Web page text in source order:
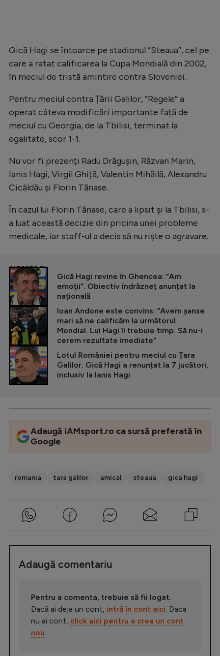
Gică Hagi se întoarce pe stadionul ”Steaua”, cel pe
care a ratat calificarea la Cupa Mondială din 2002,
în meciul de tristă amintire contra Sloveniei.
Pentru meciul contra Țării Galilor, ”Regele” a
operat câteva modificări importante față de
meciul cu Georgia, de la Tbilisi, terminat la
egalitate, scor 1-1.
Nu vor fi prezenți Radu Drăgușin, Răzvan Marin,
Ianis Hagi, Virgil Ghiță, Valentin Mihăilă, Alexandru
Cicâldău și Florin Tănase.
În cazul lui Florin Tănase, care a lipsit și la Tbilisi, s-
a luat această decizie din pricina unei probleme
medicale, iar staff-ul a decis să nu riște o agravare.
CITEȘTE ȘI
Gică Hagi revine în Ghencea: ”Am
emoții”. Obiectiv îndrăzneț anunțat la
națională
Ioan Andone este convins: ”Avem șanse
mari să ne calificăm la următorul
Mondial. Lui Hagi îi trebuie timp. Să nu-i
cerem rezultate imediate”
Lotul României pentru meciul cu Țara
Galilor. Gică Hagi a renunțat la 7 jucători,
inclusiv la Ianis Hagi
Adaugă iAMsport.ro ca sursă preferată în
Google
romania tara galilor amical steaua gica hagi
Adaugă comentariu
Pentru a comenta, trebuie să fii logat.
Dacă ai deja un cont, intră în cont aici . Daca
nu ai cont, click aici pentru a crea un cont
nou